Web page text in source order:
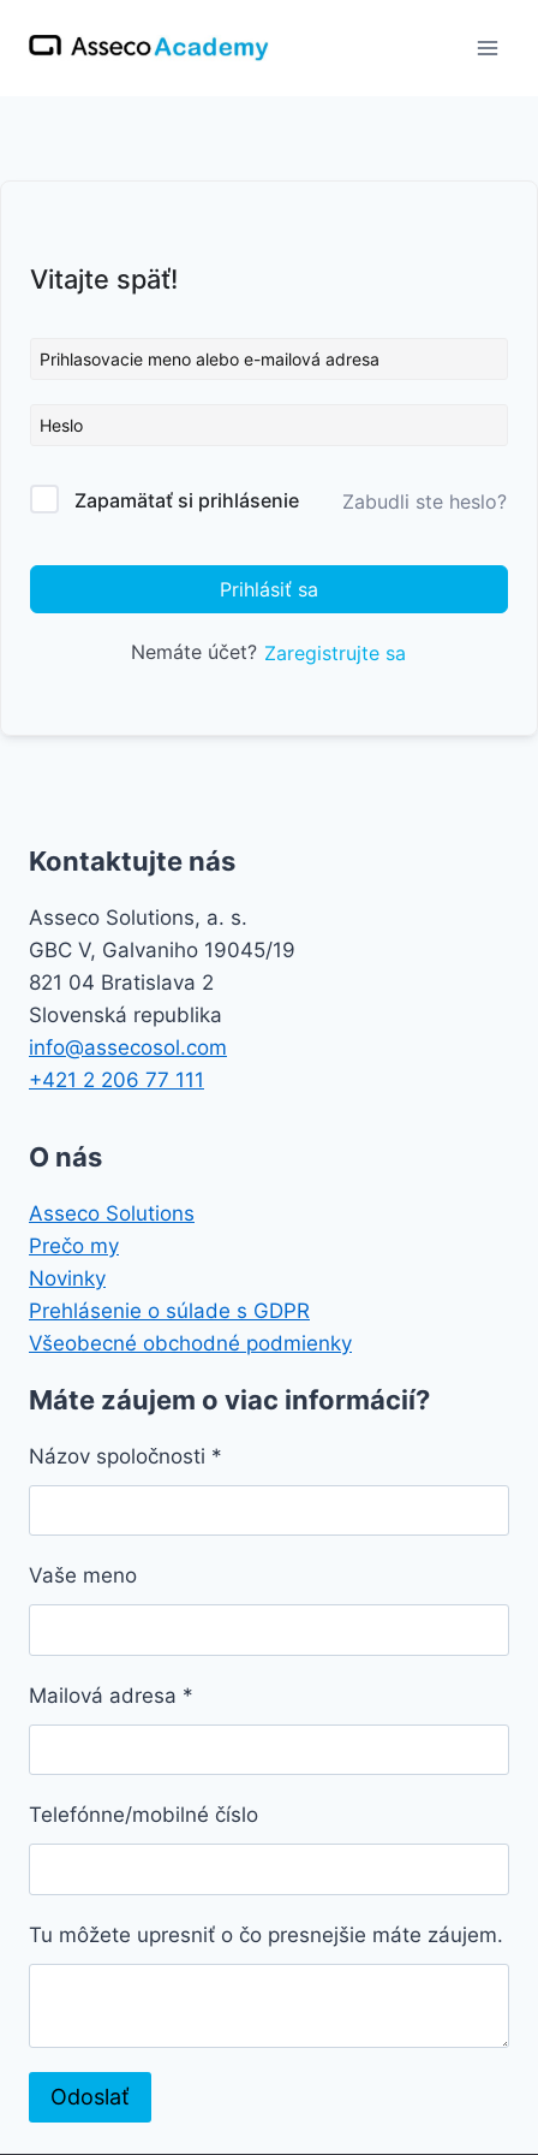
Vitajte späť!
Zapamätať si prihlásenie Zabudli ste heslo?
Prihlásiť sa
Nemáte účet? Zaregistrujte sa
Kontaktujte nás
Asseco Solutions, a. s.
GBC V, Galvaniho 19045/19
821 04 Bratislava 2
Slovenská republika
info@assecosol.com
+421 2 206 77 111
O nás
Asseco Solutions
Prečo my
Novinky
Prehlásenie o súlade s GDPR
Všeobecné obchodné podmienky
Máte záujem o viac informácií?
Názov spoločnosti *
Vaše meno
Mailová adresa *
Telefónne/mobilné číslo
Tu môžete upresniť o čo presnejšie máte záujem.
Odoslať